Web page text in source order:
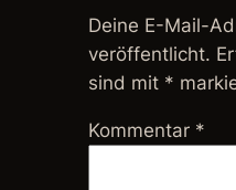
Deine E-Mail-
veröffentlicht.
sind mit *
Kommentar *